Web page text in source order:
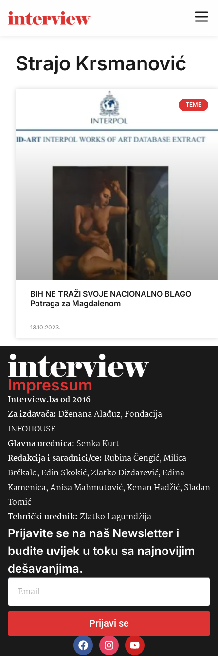
Strajo Krsmanović
TEME
BIH NE TRAŽI SVOJE NACIONALNO BLAGO
Potraga za Magdalenom
13.10.2023.
Impressum
Interview.ba od 2016
Za izdavača:Dženana Alađuz, Fondacija
INFOHOUSE
Glavna urednica: SenkaKurt
Redakcija i saradnici/ce:Rubina Čengić, Milica
Brčkalo, Edin Skokić, Zlatko Dizdarević, Edina
Kamenica, Anisa Mahmutović, Kenan Hadžić, Slađan
Tomić
Tehnički urednik:Zlatko Lagumdžija
Prijavite se na naš Newsletter i
budite uvijek u toku sa najnovijim
dešavanjima.
Prijavi se